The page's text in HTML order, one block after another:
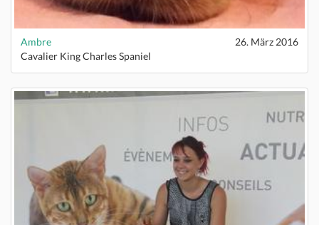
Ambre
26. März 2016
Cavalier King Charles Spaniel